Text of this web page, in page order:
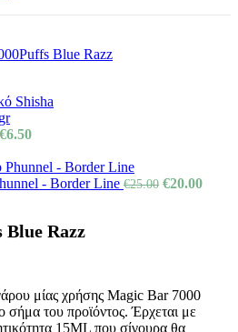
Shisha
€6.50
- Border Line €25.00 €20.00
Blue Razz
μίας χρήσης Magic Bar 7000
σήμα του προϊόντος. Έρχεται με
15ML που σίγουρα θα